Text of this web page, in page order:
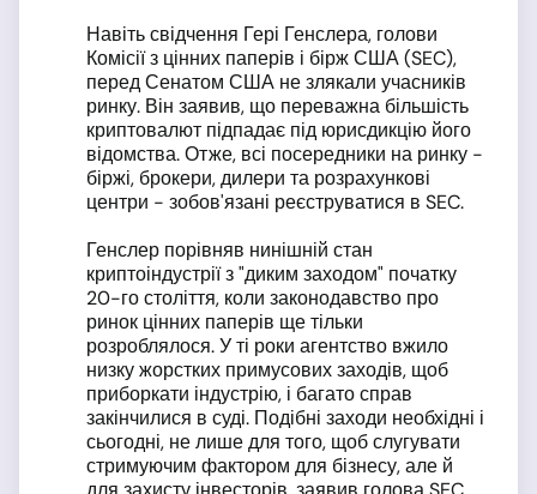
Навіть свідчення Гері Генслера, голови
Комісії з цінних паперів і бірж США (SEC),
перед Сенатом США не злякали учасників
ринку. Він заявив, що переважна більшість
криптовалют підпадає під юрисдикцію його
відомства. Отже, всі посередники на ринку -
біржі, брокери, дилери та розрахункові
центри - зобов'язані реєструватися в SEC.
Генслер порівняв нинішній стан
криптоіндустрії з "диким заходом" початку
20-го століття, коли законодавство про
ринок цінних паперів ще тільки
розроблялося. У ті роки агентство вжило
низку жорстких примусових заходів, щоб
приборкати індустрію, і багато справ
закінчилися в суді. Подібні заходи необхідні і
сьогодні, не лише для того, щоб слугувати
стримуючим фактором для бізнесу, але й